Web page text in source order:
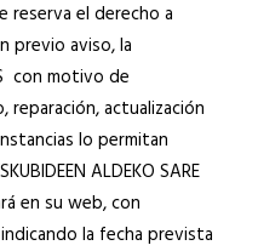
reserva el derecho a
previo aviso, la
con motivo de
actualización
lo permitan
ALDEKO SARE
en su web, con
la fecha prevista